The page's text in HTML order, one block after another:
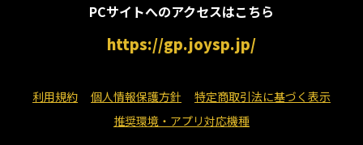
PCサイトへのアクセスはこちら
https://gp.joysp.jp/
利用規約 個人情報保護方針
特定商取引法に基づく表示
推奨環境・アプリ対応機種